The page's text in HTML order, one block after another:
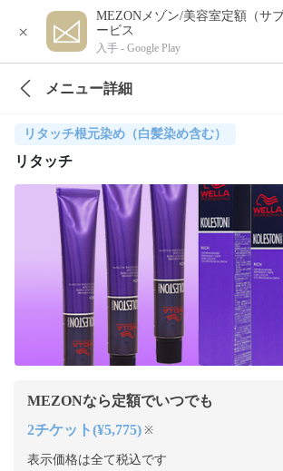
×
MEZONメゾン/美容室定額（サ
ービス
入手 - Google Play
メニュー詳細
リタッチ根元染め（白髪染め含む）
リタッチ
MEZONなら定額でいつでも
2チケット(¥5,775) ※
表示価格は全て税込です